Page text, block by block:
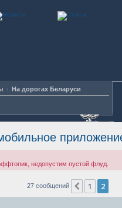
На дорогах Беларуси
недопустим пустой флуд.
27 сообщений Пред.
1 2